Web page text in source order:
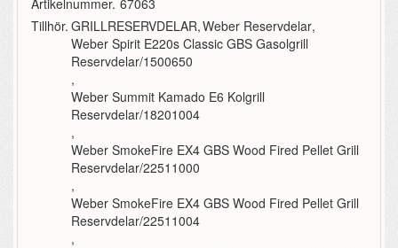
Artikelnummer. 67063
Tillhör. GRILLRESERVDELAR,Weber Reservdelar,
Weber Spirit E220s Classic GBS Gasolgrill
Reservdelar/1500650
,
Weber Summit Kamado E6 Kolgrill
Reservdelar/18201004
,
Weber SmokeFire EX4 GBS Wood Fired Pellet Grill
Reservdelar/22511000
,
Weber SmokeFire EX4 GBS Wood Fired Pellet Grill
Reservdelar/22511004
,